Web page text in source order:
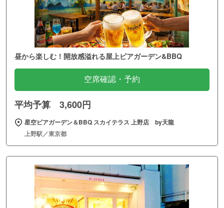
昼から楽しむ！開放感溢れる屋上ビアガーデン&BBQ
空席確認・予約
平均予算 3,600円
星空ビアガーデン＆BBQ スカイテラス 上野店 by天龍
上野駅／東京都